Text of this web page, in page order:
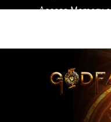
Access Memory